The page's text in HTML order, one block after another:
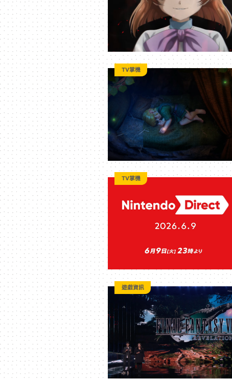
科
技
全
方
位
資
訊
平
台
TV掌機
TV掌機
遊戲資訊